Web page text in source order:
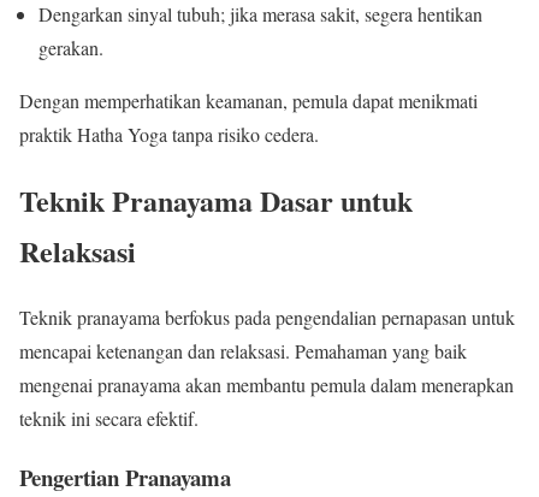
Dengarkan sinyal tubuh; jika merasa sakit, segera hentikan
gerakan.
Dengan memperhatikan keamanan, pemula dapat menikmati
praktik Hatha Yoga tanpa risiko cedera.
Teknik Pranayama Dasar untuk
Relaksasi
Teknik pranayama berfokus pada pengendalian pernapasan untuk
mencapai ketenangan dan relaksasi. Pemahaman yang baik
mengenai pranayama akan membantu pemula dalam menerapkan
teknik ini secara efektif.
Pengertian Pranayama